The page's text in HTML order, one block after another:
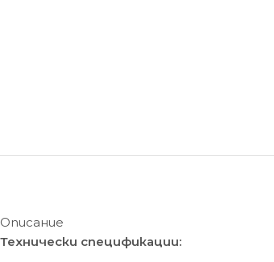
Описание
Технически спецификации: